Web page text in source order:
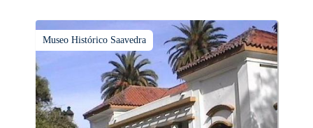
Museo Histórico Saavedra